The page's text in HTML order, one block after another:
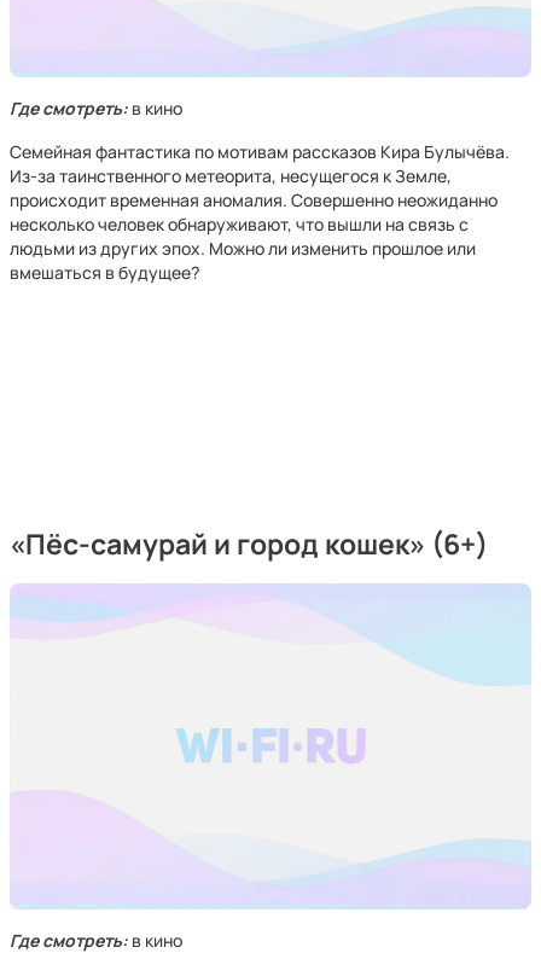
Где смотреть: в кино
Семейная фантастика по мотивам рассказов Кира Булычёва.
Из-за таинственного метеорита, несущегося к Земле,
происходит временная аномалия. Совершенно неожиданно
несколько человек обнаруживают, что вышли на связь с
людьми из других эпох. Можно ли изменить прошлое или
вмешаться в будущее?
«Пёс-самурай и город кошек» (6+)
Где смотреть: в кино